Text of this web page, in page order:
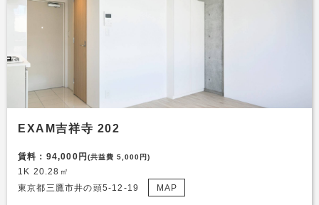
EXAM吉祥寺 202
賃料：94,000円(共益費 5,000円)
1K 20.28㎡
東京都三鷹市井の頭5-12-19
MAP